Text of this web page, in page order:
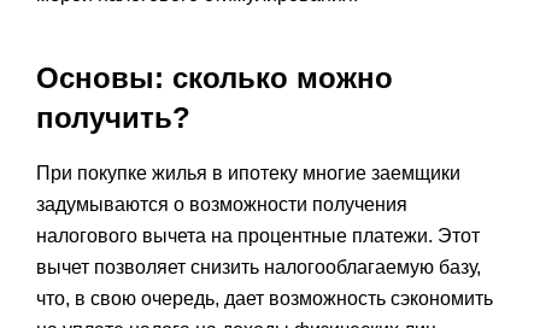
Основы: сколько можно
получить?
При покупке жилья в ипотеку многие заемщики
задумываются о возможности получения
налогового вычета на процентные платежи. Этот
вычет позволяет снизить налогооблагаемую базу,
что, в свою очередь, дает возможность сэкономить